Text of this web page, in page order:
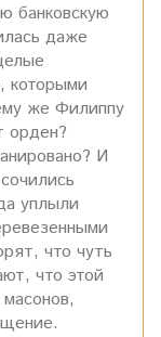
банковскую
даже
которыми
же Филиппу
орден?
И
уплыли
что чуть
что этой